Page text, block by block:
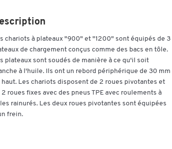
chariots à plateaux "900" et "1200" sont équipés de 3
de chargement conçus comme des bacs en tôle.
plateaux sont soudés de manière à ce qu'il soit
à l'huile. Ils ont un rebord périphérique de 30 mm
haut. Les chariots disposent de 2 roues pivotantes et
2 roues fixes avec des pneus TPE avec roulements à
rainurés. Les deux roues pivotantes sont équipées
frein.